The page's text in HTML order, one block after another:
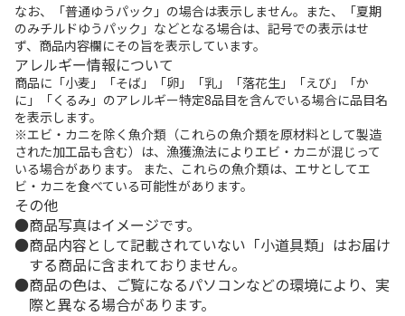
なお、「普通ゆうパック」の場合は表示しません。また、「夏期
のみチルドゆうパック」などとなる場合は、記号での表示はせ
ず、商品内容欄にその旨を表示しています。
アレルギー情報について
商品に「小麦」「そば」「卵」「乳」「落花生」「えび」「か
に」「くるみ」のアレルギー特定8品目を含んでいる場合に品目名
を表示します。
※エビ・カニを除く魚介類（これらの魚介類を原材料として製造
された加工品も含む）は、漁獲漁法によりエビ・カニが混じって
いる場合があります。 また、これらの魚介類は、エサとしてエ
ビ・カニを食べている可能性があります。
その他
商品写真はイメージです。
商品内容として記載されていない「小道具類」はお届け
する商品に含まれておりません。
商品の色は、ご覧になるパソコンなどの環境により、実
際と異なる場合があります。